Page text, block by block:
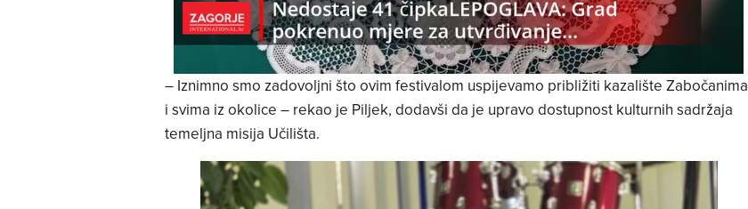
– Iznimno smo zadovoljni što ovim festivalom uspijevamo približiti kazalište Zabočanima
i svima iz okolice – rekao je Piljek, dodavši da je upravo dostupnost kulturnih sadržaja
temeljna misija Učilišta.